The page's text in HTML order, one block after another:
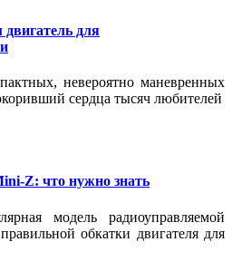
для
невероятно маневренных
сердца тысяч любителей
Z: что нужно знать
модель радиоуправляемой
обкатки двигателя для